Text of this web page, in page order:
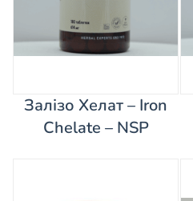
Залізо Хелат – Iron
Chelate – NSP